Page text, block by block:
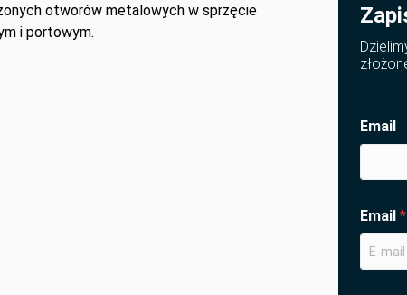
otworów metalowych w sprzęcie
i portowym.
Email
Email *